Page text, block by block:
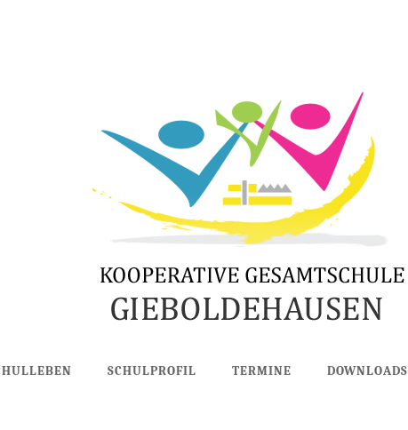
SCHULPROFIL TERMINE DOWNLOADS